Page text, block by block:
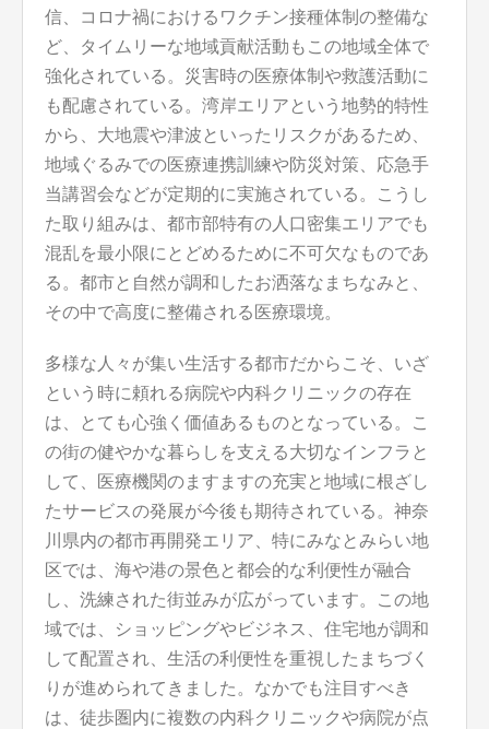
信、コロナ禍におけるワクチン接種体制の整備な
ど、タイムリーな地域貢献活動もこの地域全体で
強化されている。災害時の医療体制や救護活動に
も配慮されている。湾岸エリアという地勢的特性
から、大地震や津波といったリスクがあるため、
地域ぐるみでの医療連携訓練や防災対策、応急手
当講習会などが定期的に実施されている。こうし
た取り組みは、都市部特有の人口密集エリアでも
混乱を最小限にとどめるために不可欠なものであ
る。都市と自然が調和したお洒落なまちなみと、
その中で高度に整備される医療環境。
多様な人々が集い生活する都市だからこそ、いざ
という時に頼れる病院や内科クリニックの存在
は、とても心強く価値あるものとなっている。こ
の街の健やかな暮らしを支える大切なインフラと
して、医療機関のますますの充実と地域に根ざし
たサービスの発展が今後も期待されている。神奈
川県内の都市再開発エリア、特にみなとみらい地
区では、海や港の景色と都会的な利便性が融合
し、洗練された街並みが広がっています。この地
域では、ショッピングやビジネス、住宅地が調和
して配置され、生活の利便性を重視したまちづく
りが進められてきました。なかでも注目すべき
は、徒歩圏内に複数の内科クリニックや病院が点